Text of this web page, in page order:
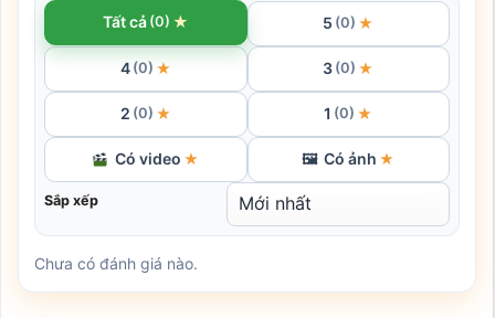
Tất cả (0) ★ 5 (0) ★
4 (0) ★ 3 (0) ★
2 (0) ★ 1 (0) ★
Có video ★ 🖼 Có ảnh ★
Sắp xếp
Chưa có đánh giá nào.